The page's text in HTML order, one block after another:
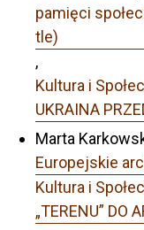
pamięci
tle)
,
Kultura i
UKRAINA
Marta
Europejskie
Kultura i
„TERENU” DO